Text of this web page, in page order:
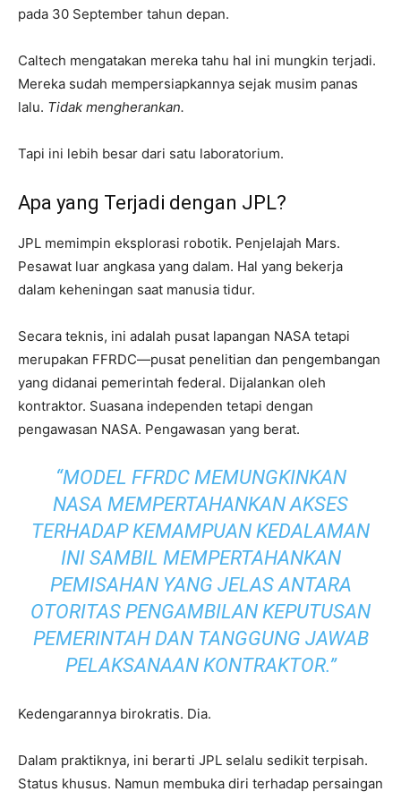
pada 30 September tahun depan.
Caltech mengatakan mereka tahu hal ini mungkin terjadi.
Mereka sudah mempersiapkannya sejak musim panas
lalu. Tidak mengherankan.
Tapi ini lebih besar dari satu laboratorium.
Apa yang Terjadi dengan JPL?
JPL memimpin eksplorasi robotik. Penjelajah Mars.
Pesawat luar angkasa yang dalam. Hal yang bekerja
dalam keheningan saat manusia tidur.
Secara teknis, ini adalah pusat lapangan NASA tetapi
merupakan FFRDC—pusat penelitian dan pengembangan
yang didanai pemerintah federal. Dijalankan oleh
kontraktor. Suasana independen tetapi dengan
pengawasan NASA. Pengawasan yang berat.
“MODEL FFRDC MEMUNGKINKAN
NASA MEMPERTAHANKAN AKSES
TERHADAP KEMAMPUAN KEDALAMAN
INI SAMBIL MEMPERTAHANKAN
PEMISAHAN YANG JELAS ANTARA
OTORITAS PENGAMBILAN KEPUTUSAN
PEMERINTAH DAN TANGGUNG JAWAB
PELAKSANAAN KONTRAKTOR.”
Kedengarannya birokratis. Dia.
Dalam praktiknya, ini berarti JPL selalu sedikit terpisah.
Status khusus. Namun membuka diri terhadap persaingan